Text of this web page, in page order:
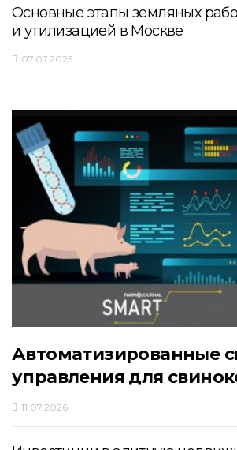
Основные этапы земляных
и утилизацией в Москве
07.07.2025
Автоматизированные
управления для
11.07.2026